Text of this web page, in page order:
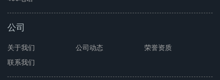
公司
关于我们 公司动态
荣誉资质
联系我们